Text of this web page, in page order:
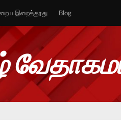
இறைத்தூது Blog